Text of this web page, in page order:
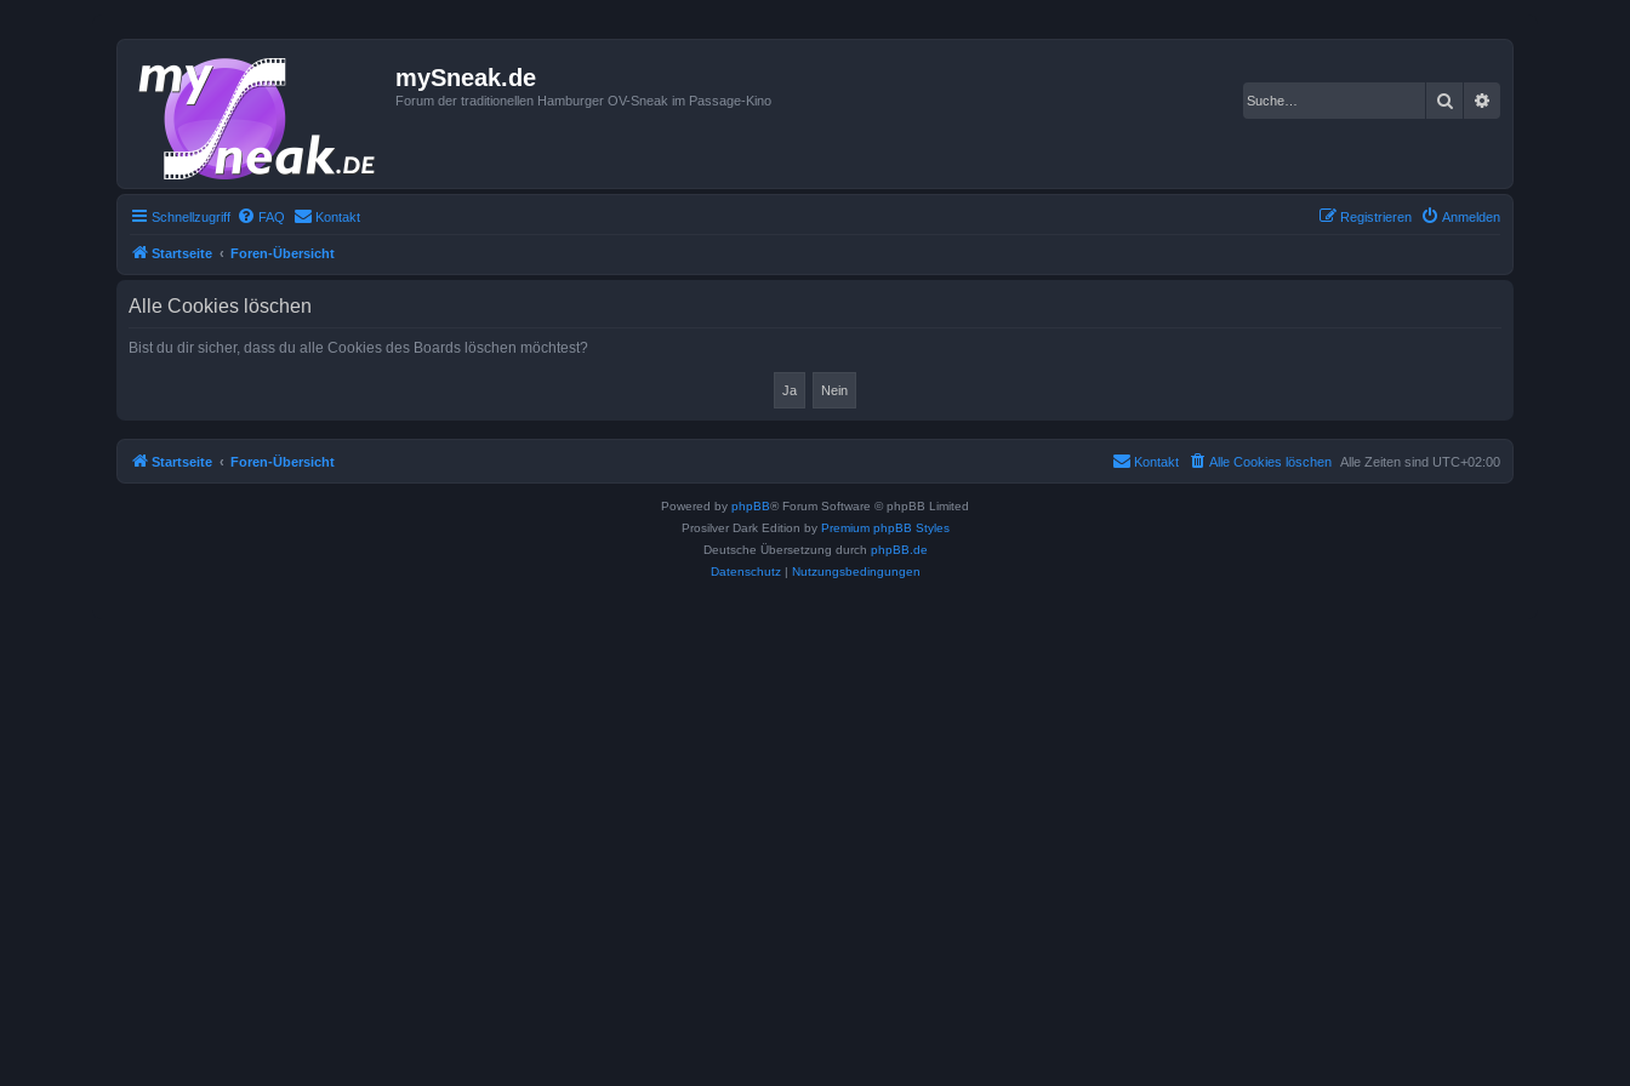
mySneak.de
Forum der traditionellen Hamburger OV-Sneak im Passage-Kino Suche
Schnellzugriff FAQ Kontakt Anmelden
Registrieren
Startseite Foren-Übersicht
Alle Cookies löschen
Bist du dir sicher, dass du alle Cookies des Boards löschen möchtest?
Startseite Foren-Übersicht Alle Zeiten sind UTC+02:00
Alle Cookies löschen
Kontakt
Powered by phpBB® Forum Software © phpBB Limited
Prosilver Dark Edition by Premium phpBB Styles
Deutsche Übersetzung durch phpBB.de
Datenschutz| Nutzungsbedingungen